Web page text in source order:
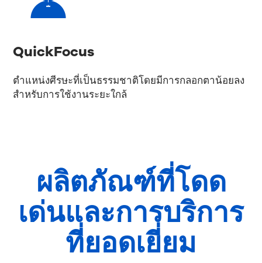
QuickFocus
ตำแหน่งศีรษะที่เป็นธรรมชาติโดยมีการกลอกตาน้อยลง
สำหรับการใช้งานระยะใกล้
ผลิตภัณฑ์ที่โดด
เด่นและการบริการ
ที่ยอดเยี่ยม